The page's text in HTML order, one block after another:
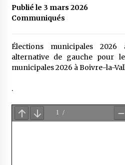
Publié le 3 mars 2026
Communiqués
Élections municipales 2026
alternative de gauche pour
municipales 2026 à Boivre-la-
.